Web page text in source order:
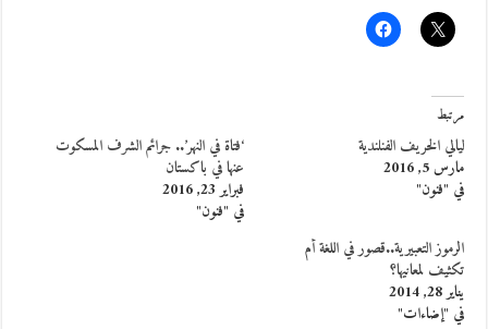
مرتبط
ليالي الخريف الفنلندية
مارس 5, 2016
في "فنون"
‘فتاة في النهر’.. جرائم الشرف المسكوت
عنها في باكستان
فبراير 23, 2016
في "فنون"
الرموز التعبيرية..قصور في اللغة أم
تكثيف لمعانيها؟
يناير 28, 2014
في "إضاءات"